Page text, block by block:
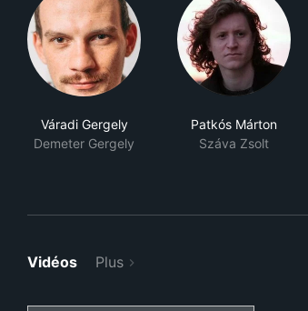
Váradi Gergely
Demeter Gergely
Patkós Márton
Száva Zsolt
Vidéos Plus